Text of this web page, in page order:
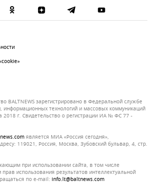
BALTNEWS зарегистрировано в Федеральной службе
информационных технологий и массовых коммуникаций
2018 г. Свидетельство о регистрации ИА № ФС 77 -
является МИА «Россия сегодня»,
119021, Россия, Москва, Зубовский бульвар, 4, стр.
при использовании сайта, в том числе
использования результатов интеллектуальной
по e-mail: info.lt@baltnews.com